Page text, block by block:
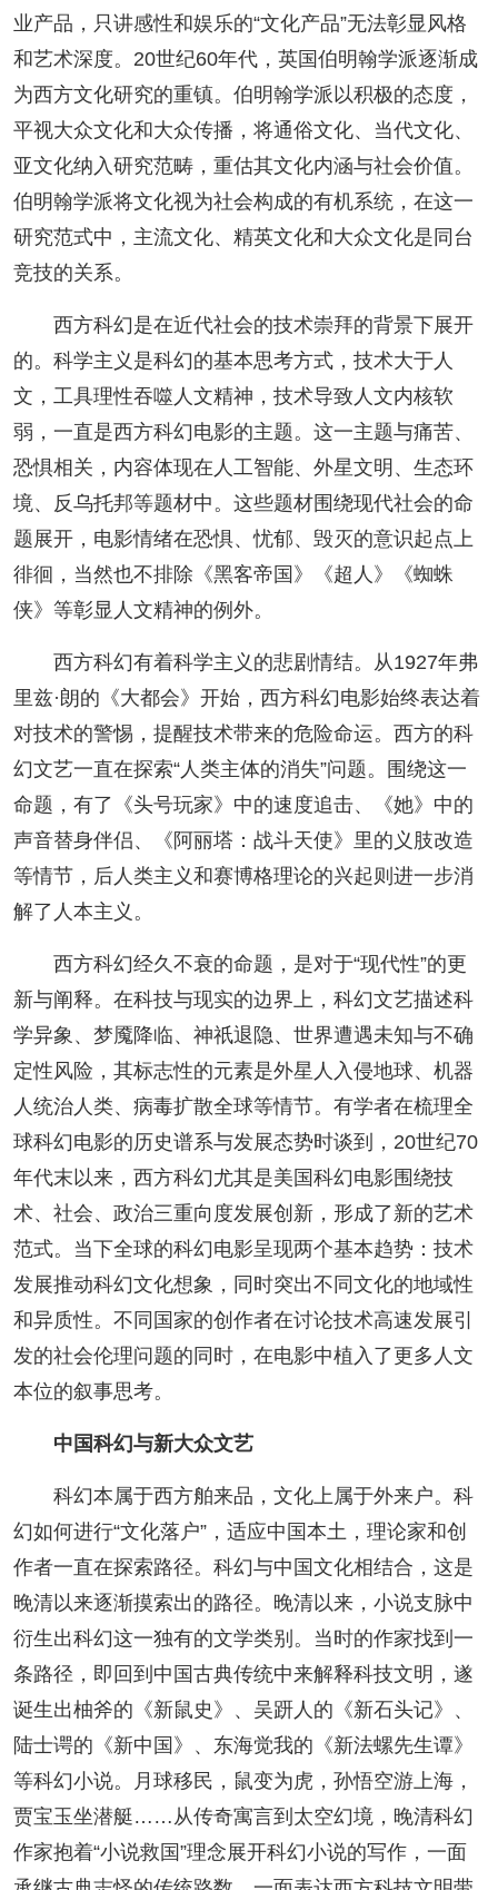
业产品，只讲感性和娱乐的“文化产品”无法彰显风格
和艺术深度。20世纪60年代，英国伯明翰学派逐渐成
为西方文化研究的重镇。伯明翰学派以积极的态度，
平视大众文化和大众传播，将通俗文化、当代文化、
亚文化纳入研究范畴，重估其文化内涵与社会价值。
伯明翰学派将文化视为社会构成的有机系统，在这一
研究范式中，主流文化、精英文化和大众文化是同台
竞技的关系。
西方科幻是在近代社会的技术崇拜的背景下展开
的。科学主义是科幻的基本思考方式，技术大于人
文，工具理性吞噬人文精神，技术导致人文内核软
弱，一直是西方科幻电影的主题。这一主题与痛苦、
恐惧相关，内容体现在人工智能、外星文明、生态环
境、反乌托邦等题材中。这些题材围绕现代社会的命
题展开，电影情绪在恐惧、忧郁、毁灭的意识起点上
徘徊，当然也不排除《黑客帝国》《超人》《蜘蛛
侠》等彰显人文精神的例外。
西方科幻有着科学主义的悲剧情结。从1927年弗
里兹·朗的《大都会》开始，西方科幻电影始终表达着
对技术的警惕，提醒技术带来的危险命运。西方的科
幻文艺一直在探索“人类主体的消失”问题。围绕这一
命题，有了《头号玩家》中的速度追击、《她》中的
声音替身伴侣、《阿丽塔：战斗天使》里的义肢改造
等情节，后人类主义和赛博格理论的兴起则进一步消
解了人本主义。
西方科幻经久不衰的命题，是对于“现代性”的更
新与阐释。在科技与现实的边界上，科幻文艺描述科
学异象、梦魇降临、神祇退隐、世界遭遇未知与不确
定性风险，其标志性的元素是外星人入侵地球、机器
人统治人类、病毒扩散全球等情节。有学者在梳理全
球科幻电影的历史谱系与发展态势时谈到，20世纪70
年代末以来，西方科幻尤其是美国科幻电影围绕技
术、社会、政治三重向度发展创新，形成了新的艺术
范式。当下全球的科幻电影呈现两个基本趋势：技术
发展推动科幻文化想象，同时突出不同文化的地域性
和异质性。不同国家的创作者在讨论技术高速发展引
发的社会伦理问题的同时，在电影中植入了更多人文
本位的叙事思考。
中国科幻与新大众文艺
科幻本属于西方舶来品，文化上属于外来户。科
幻如何进行“文化落户”，适应中国本土，理论家和创
作者一直在探索路径。科幻与中国文化相结合，这是
晚清以来逐渐摸索出的路径。晚清以来，小说支脉中
衍生出科幻这一独有的文学类别。当时的作家找到一
条路径，即回到中国古典传统中来解释科技文明，遂
诞生出柚斧的《新鼠史》、吴趼人的《新石头记》、
陆士谔的《新中国》、东海觉我的《新法螺先生谭》
等科幻小说。月球移民，鼠变为虎，孙悟空游上海，
贾宝玉坐潜艇……从传奇寓言到太空幻境，晚清科幻
作家抱着“小说救国”理念展开科幻小说的写作，一面